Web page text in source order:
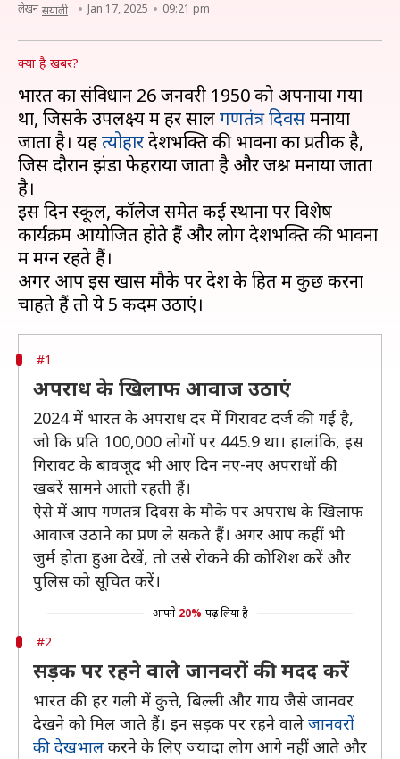
लेखन सयाली Jan 17, 2025 09:21 pm
क्या है खबर?
भारत का संविधान 26 जनवरी 1950 को अपनाया गया
था, जिसके उपलक्ष्य में हर सालगणतंत्र दिवसमनाया
जाता है। यहत्योहारदेशभक्ति की भावना का प्रतीक है,
जिस दौरान झंडा फेहराया जाता है और जश्न मनाया जाता
है।
इस दिन स्कूल, कॉलेज समेत कई स्थानों पर विशेष
कार्यक्रम आयोजित होते हैं और लोग देशभक्ति की भावना
में मग्न रहते हैं।
अगर आप इस खास मौके पर देश के हित में कुछ करना
#1
अपराध के खिलाफ आवाज उठाएं
2024 में भारत के अपराध दर में गिरावट दर्ज की गई है,
जो कि प्रति 100,000 लोगों पर 445.9 था। हालांकि, इस
गिरावट के बावजूद भी आए दिन नए-नए अपराधों की
खबरें सामने आती रहती हैं।
ऐसे में आप गणतंत्र दिवस के मौके पर अपराध के खिलाफ
आवाज उठाने का प्रण ले सकते हैं। अगर आप कहीं भी
जुर्म होता हुआ देखें, तो उसे रोकने की कोशिश करें और
पुलिस को सूचित करें।
आपने 20% पढ़ लिया है
#2
सड़क पर रहने वाले जानवरों की मदद करें
भारत की हर गली में कुत्ते, बिल्ली और गाय जैसे जानवर
देखने को मिल जाते हैं। इन सड़क पर रहने वाले जानवरों
की देखभाल करने के लिए ज्यादा लोग आगे नहीं आते और